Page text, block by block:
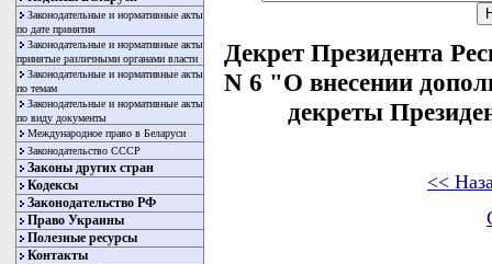
Законодательные и нормативные акты
по дате принятия
Законодательные и нормативные акты
принятые различными органами власти
Законодательные и нормативные акты
по темам
Законодательные и нормативные акты
по виду документы
Международное право в Беларуси
Законодательство СССР
Законы других стран
Кодексы
Законодательство РФ
Право Украины
Полезные ресурсы
Контакты
Декрет Президента
N 6 "О внесении
декреты
<<